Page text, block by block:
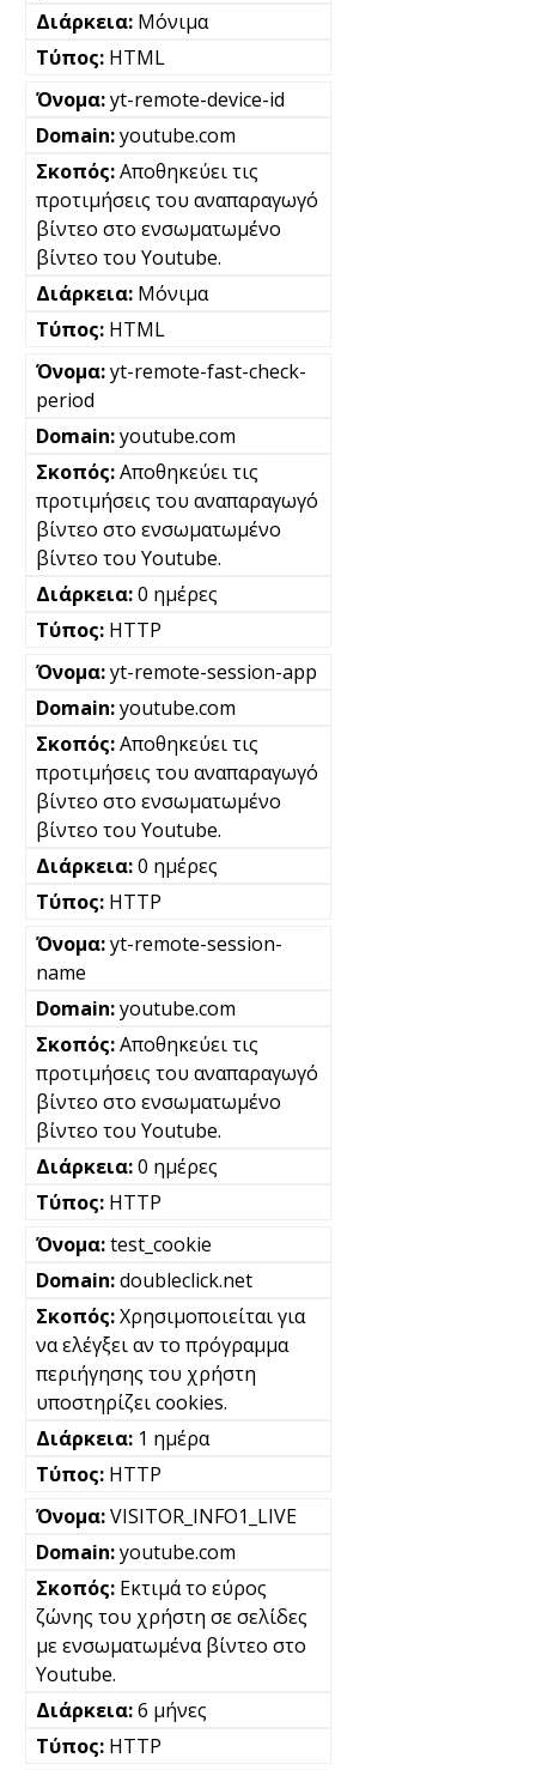
Μόνιμα
HTML
yt-remote-device-id
youtube.com
Αποθηκεύει τις
προτιμήσεις του αναπαραγωγό
βίντεο στο ενσωματωμένο
βίντεο του Youtube.
Μόνιμα
HTML
yt-remote-fast-check-
period
youtube.com
Αποθηκεύει τις
προτιμήσεις του αναπαραγωγό
βίντεο στο ενσωματωμένο
βίντεο του Youtube.
0 ημέρες
HTTP
yt-remote-session-app
youtube.com
Αποθηκεύει τις
προτιμήσεις του αναπαραγωγό
βίντεο στο ενσωματωμένο
βίντεο του Youtube.
0 ημέρες
HTTP
yt-remote-session-
name
youtube.com
Αποθηκεύει τις
προτιμήσεις του αναπαραγωγό
βίντεο στο ενσωματωμένο
βίντεο του Youtube.
0 ημέρες
HTTP
test_cookie
doubleclick.net
Χρησιμοποιείται για
να ελέγξει αν το πρόγραμμα
περιήγησης του χρήστη
υποστηρίζει cookies.
1 ημέρα
HTTP
VISITOR_INFO1_LIVE
youtube.com
Εκτιμά το εύρος
ζώνης του χρήστη σε σελίδες
με ενσωματωμένα βίντεο στο
Youtube.
6 μήνες
HTTP